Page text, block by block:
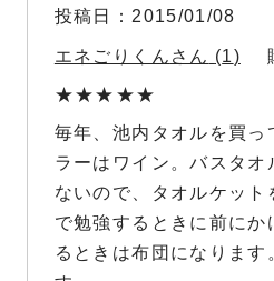
エネごりくん 1
投稿日 2015/01/08
毎年、池内タオルを買っ
ラーはワイン。バスタオ
ないので、タオルケット
で勉強するときに前にか
るときは布団になります